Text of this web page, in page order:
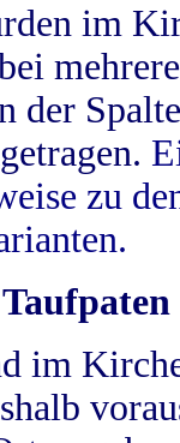
im
der
zu
im